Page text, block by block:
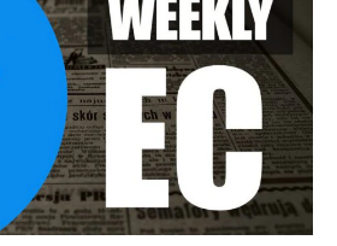
イベント・レポート
ニュース
コラム
事例